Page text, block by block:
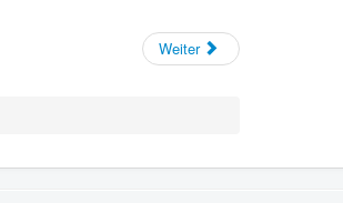
Weiter